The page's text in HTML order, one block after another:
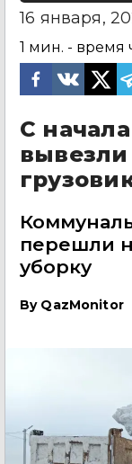
16 января,
1 мин. - время
С
перешли
уборку
By QazMonitor